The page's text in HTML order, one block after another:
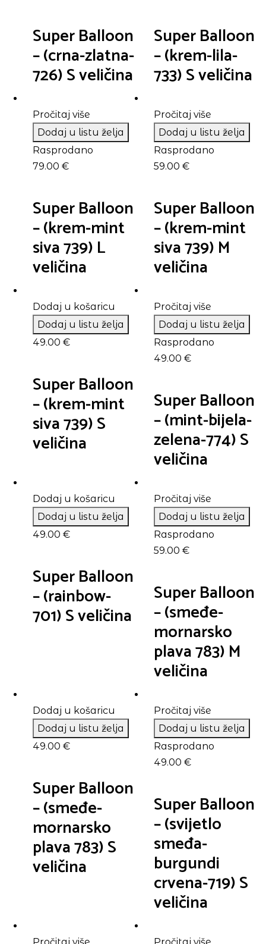
Super Balloon
– (crna-zlatna-
726) S veličina
Super Balloon
– (krem-lila-
733) S veličina
Pročitaj više
Dodaj u listu želja
Rasprodano
79.00 €
Super Balloon
– (krem-mint
siva 739) L
veličina
Pročitaj više
Dodaj u listu želja
Rasprodano
59.00 €
Super Balloon
– (krem-mint
siva 739) M
veličina
Dodaj u košaricu
Dodaj u listu želja
49.00 €
Super Balloon
– (krem-mint
siva 739) S
veličina
Pročitaj više
Dodaj u listu želja
Rasprodano
49.00 €
Super Balloon
– (mint-bijela-
zelena-774) S
veličina
Dodaj u košaricu
Dodaj u listu želja
49.00 €
Super Balloon
– (rainbow-
701) S veličina
Pročitaj više
Dodaj u listu želja
Rasprodano
59.00 €
Super Balloon
– (smeđe-
mornarsko
plava 783) M
veličina
Dodaj u košaricu
Dodaj u listu želja
49.00 €
Super Balloon
– (smeđe-
mornarsko
plava 783) S
veličina
Pročitaj više
Dodaj u listu želja
Rasprodano
49.00 €
Super Balloon
– (svijetlo
smeđa-
burgundi
crvena-719) S
veličina